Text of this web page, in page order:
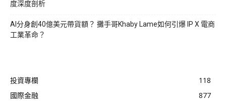
度深度剖析
AI分身創40億美元帶貨額？ 攤手哥Khaby Lame如何引爆 IP X 電商
工業革命？
投資專欄
118
國際金融
877